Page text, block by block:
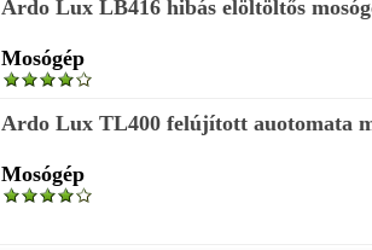
Ardo Lux LB416 hibás elöltöltős
Mosógép
Ardo Lux TL400 felújított auotomata
Mosógép